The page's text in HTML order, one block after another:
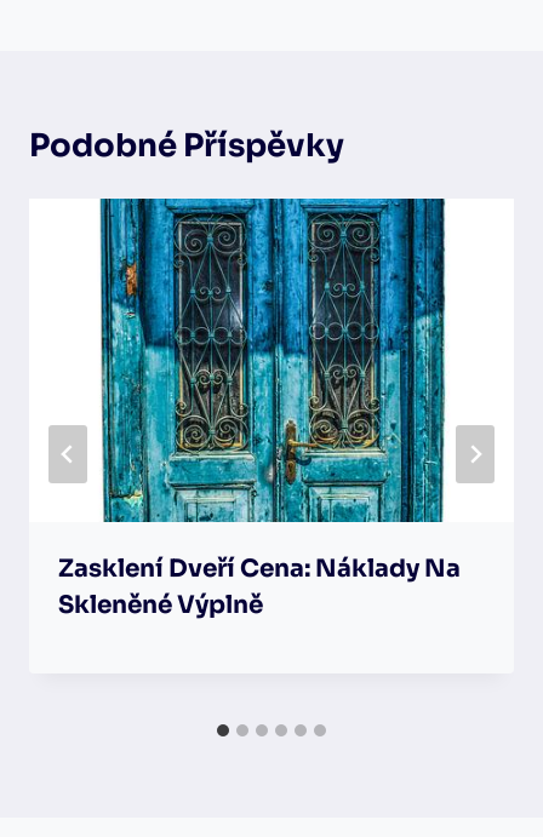
Podobné Příspěvky
Zasklení Dveří Cena: Náklady Na
Skleněné Výplně